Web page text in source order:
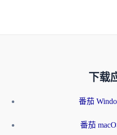
下载
番茄
番茄